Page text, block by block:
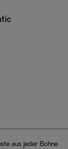
aus jeder Bohne